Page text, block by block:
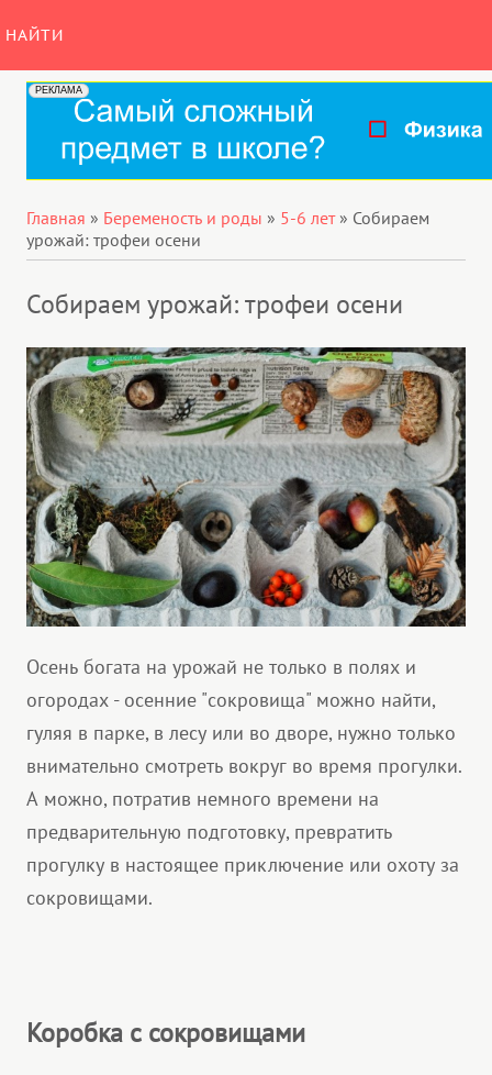
НАЙТИ
Главная » Беременость и роды » 5-6 лет» Собираем
урожай: трофеи осени
Собираем урожай: трофеи осени
Осень богата на урожай не только в полях и
огородах - осенние "сокровища" можно найти,
гуляя в парке, в лесу или во дворе, нужно только
внимательно смотреть вокруг во время прогулки.
А можно, потратив немного времени на
предварительную подготовку, превратить
прогулку в настоящее приключение или охоту за
сокровищами.
Коробка с сокровищами